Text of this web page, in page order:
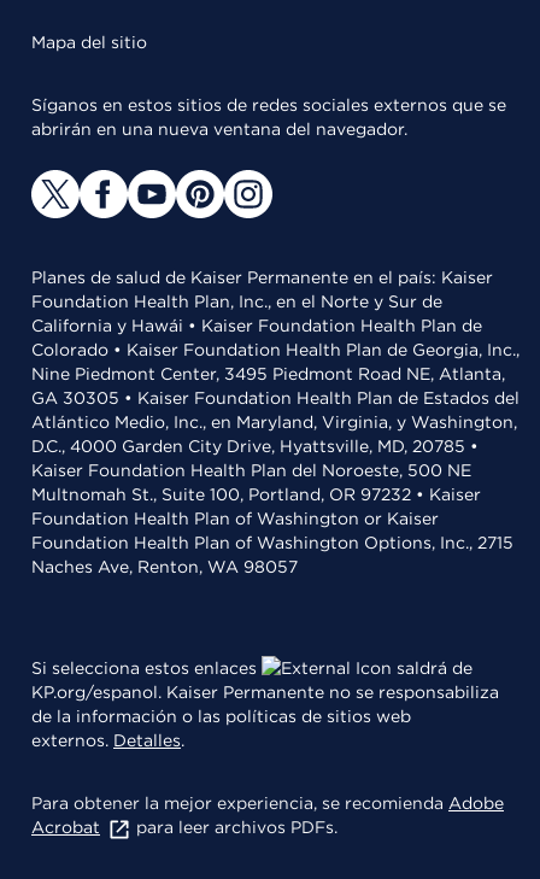
Mapa del sitio
Síganos en estos sitios de redes sociales externos que se
abrirán en una nueva ventana del navegador.
Planes de salud de Kaiser Permanente en el país: Kaiser
Foundation Health Plan, Inc., en el Norte y Sur de
California y Hawái • Kaiser Foundation Health Plan de
Colorado • Kaiser Foundation Health Plan de Georgia, Inc.,
Nine Piedmont Center, 3495 Piedmont Road NE, Atlanta,
GA 30305 • Kaiser Foundation Health Plan de Estados del
Atlántico Medio, Inc., en Maryland, Virginia, y Washington,
D.C., 4000 Garden City Drive, Hyattsville, MD, 20785 •
Kaiser Foundation Health Plan del Noroeste, 500 NE
Multnomah St., Suite 100, Portland, OR 97232 • Kaiser
Foundation Health Plan of Washington or Kaiser
Foundation Health Plan of Washington Options, Inc., 2715
Naches Ave, Renton, WA 98057
Si selecciona estos enlaces
saldrá de
KP.org/espanol. Kaiser Permanente no se responsabiliza
de la información o las políticas de sitios web
externos. Detalles.
Para obtener la mejor experiencia, se recomienda Adobe
Acrobat
para leer archivos PDFs.